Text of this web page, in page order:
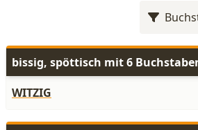
bissig, spöttisch mit 6
WITZIG